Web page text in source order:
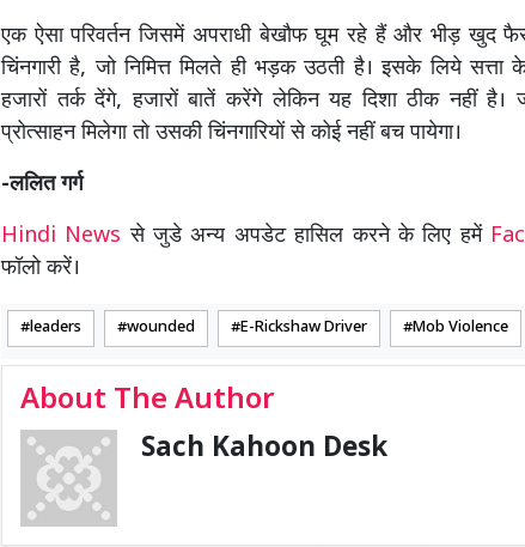
एक ऐसा परिवर्तन जिसमें अपराधी बेखौफ घूम रहे हैं और भीड़ खुद
चिंनगारी है, जो निमित्त मिलते ही भड़क उठती है। इसके लिये सत्ता
हजारों तर्क देंगे, हजारों बातें करेंगे लेकिन यह दिशा ठीक नहीं
प्रोत्साहन मिलेगा तो उसकी चिंनगारियों से कोई नहीं बच पायेगा।
-ललित गर्ग
Hindi Newsसे जुडे अन्य अपडेट हासिल करने के लिए हमें
फॉलो करें।
leaders wounded E-Rickshaw Driver Mob Violence
About The Author
Sach Kahoon Desk